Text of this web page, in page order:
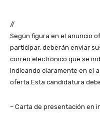
//
Según figura en el anuncio
participar, deberán enviar
correo electrónico que se
indicando claramente en el
oferta.Esta candidatura
– Carta de presentación en